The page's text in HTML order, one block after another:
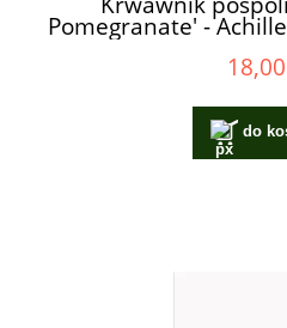
Pomegranate' -
do